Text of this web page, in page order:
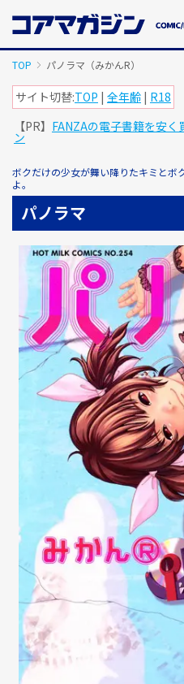
TOP パノラマ（みかんR）
サイト切替:TOP | 全年齢 | R18
【PR】 FANZAの電子書籍を安
ン
ボクだけの少女が舞い降りたキミとボ
よ。
パノラマ